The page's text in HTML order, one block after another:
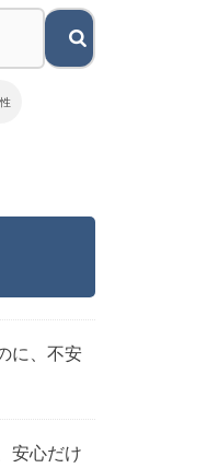
に、不安
安心だけ